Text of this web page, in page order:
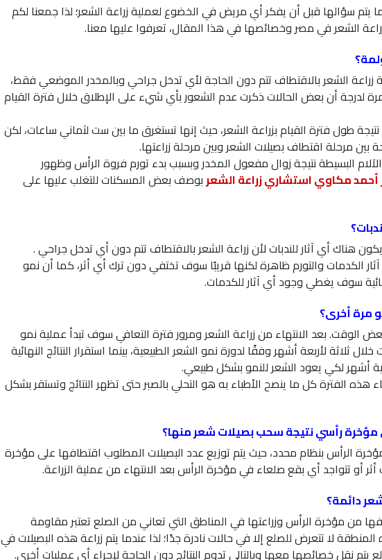
يتم سؤالها قبل أن يفكر أي مريض في الخضوع لعملية زراعة الشعر؛ لذا جمعنا لكم
الشعر في مصر وخصائصها في هذا المقال، تعرفوا عليها معنا.
الشعر بالاقتطاف تتم دون الحاجة لأي تدخل جراحي وبالمخدر الموضعي فقط،
لدرجة أن بعض الحالات ذكرت عدم الشعور بأي شيء على الإطلاق خلال فترة القيام
طول فترة القيام بزراعة الشعر، حيث إنها تستغرق ما بين ست لثماني ساعات، لكن
بين مرحلة اقتطاف بصيلات الشعر وبين مرحلة زراعتها.
البسيطة نتيجة زوال مفعول المخدر وبسبب بدء تورم فروة الرأس وظهور
أحمد مكاوي استشاري زراعة الشعربوصف بعض المسكنات للتغلب عليها على
هناك أي آثار للندبات لأن زراعة الشعر بالاقتطاف تتم دون أي تدخل جراحي .
الكدمات والتورم ظاهرة لكنها قريبًا سوف تختفي دون ترك أي أثر، كما أن نمو
سوف يغطي وجود أي آثار للكدمات.
مرة أخرى؟
الوقت. بعد الانتهاء من زراعة الشعر ومرور فترة التعافي سوف تبدأ عملية نمو
ثلاثة لأربعة أشهر وفقًا لدورة نمو الشعر الطبيعية، بينما استقرار النتائج النهائية
أشهر لكي يعود الشعر للنمو بشكل طبيعي.
هذه الفترة كل ما ينصح الأطباء به هو التحلي بالصبر حتى تظهر النتائج وتستقر بشكل
رأسي نتيجة سحب بصيلات شعر منها؟
الرأس بنظام محدد، حيث يتم توزيع عدد البصيلات المطلوب اقتطافها على مؤخرة
أثر أو تتواجد أي بقع صلعاء في مؤخرة الرأس بعد الانتهاء من عملية الزراعة.
دائمة؟
من مؤخرة الرأس وزراعتها في المناطق التي تعاني من الصلع تعتبر مقاومة
لا تتعرض للصلع إلا في حالات نادرة جدًا؛ لذا عندما يتم زراعة هذه البصيلات في
يتم نقل خصائصها معها وبالتالي تدوم النتائج دون الحاجة لإجراء أي عمليات أخرى.